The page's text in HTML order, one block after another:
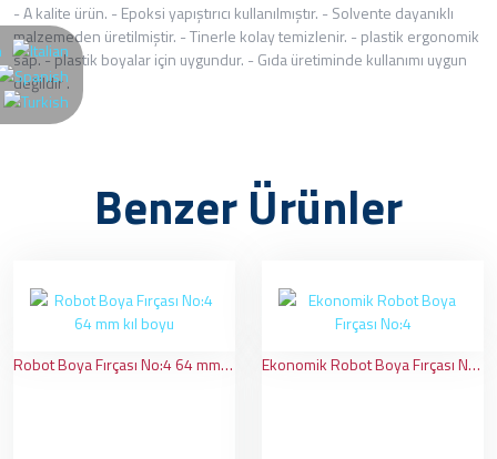
- A kalite ürün. - Epoksi yapıştırıcı kullanılmıştır. - Solvente dayanıklı
malzemeden üretilmiştir. - Tinerle kolay temizlenir. - plastik ergonomik
sap. - plastik boyalar için uygundur. - Gıda üretiminde kullanımı uygun
değildir .
Benzer Ürünler
Robot Boya Fırçası No:4 64 mm kıl boyu Ekonomik Robot Boya Fırçası No:4